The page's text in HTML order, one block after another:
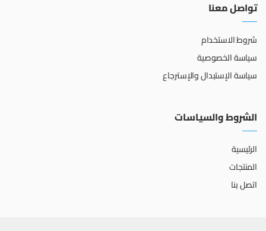
تواصل معنا
شروط الاستخدام
سياسة الخصوصية
سياسة الإستبدال والإسترجاع
الشروط والسياسات
الرئيسية
المنتجات
اتصل بنا